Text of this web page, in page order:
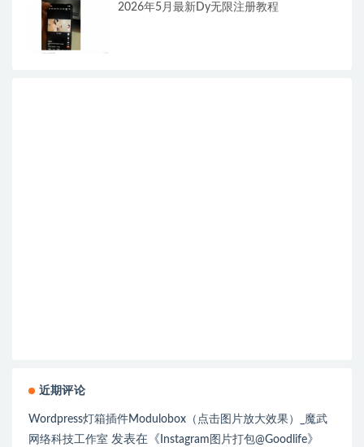
2026年5月最新Dy无限注册教程
近期评论
Wordpress灯箱插件Modulobox（点击图片放大效果）_魔武
网络科技工作室 发表在《 Instagram图片打包@Goodlife》